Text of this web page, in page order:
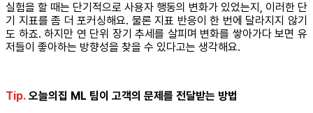
실험을 할 때는 단기적으로 사용자 행동의 변화가 있었는지, 이러한 단
기 지표를 좀 더 포커싱해요. 물론 지표 반응이 한 번에 달라지지 않기
도 하죠. 하지만 연 단위 장기 추세를 살피며 변화를 쌓아가다 보면 유
저들이 좋아하는 방향성을 찾을 수 있다고는 생각해요.
Tip. 오늘의집 ML 팀이 고객의 문제를 전달받는 방법